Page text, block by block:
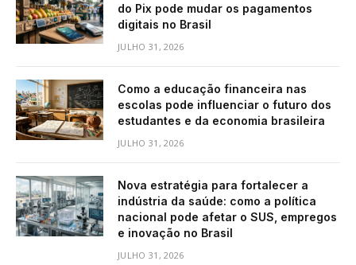
do Pix pode mudar os pagamentos
digitais no Brasil
JULHO 31, 2026
Como a educação financeira nas
escolas pode influenciar o futuro dos
estudantes e da economia brasileira
JULHO 31, 2026
Nova estratégia para fortalecer a
indústria da saúde: como a política
nacional pode afetar o SUS, empregos
e inovação no Brasil
JULHO 31, 2026